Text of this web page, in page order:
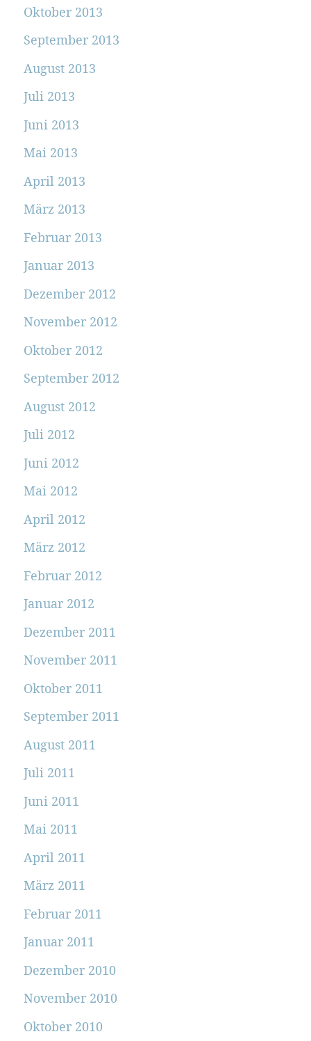
Oktober 2013
September 2013
August 2013
Juli 2013
Juni 2013
Mai 2013
April 2013
März 2013
Februar 2013
Januar 2013
Dezember 2012
November 2012
Oktober 2012
September 2012
August 2012
Juli 2012
Juni 2012
Mai 2012
April 2012
März 2012
Februar 2012
Januar 2012
Dezember 2011
November 2011
Oktober 2011
September 2011
August 2011
Juli 2011
Juni 2011
Mai 2011
April 2011
März 2011
Februar 2011
Januar 2011
Dezember 2010
November 2010
Oktober 2010